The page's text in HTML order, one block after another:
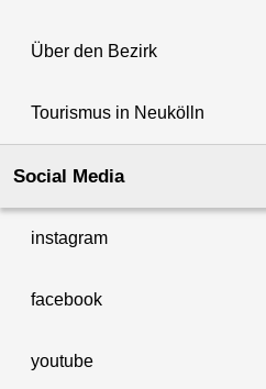
Über den Bezirk
Tourismus in Neukölln
Social Media
instagram
facebook
youtube